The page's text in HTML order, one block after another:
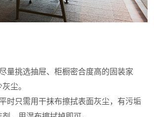
挑选抽屉、柜橱密合度高的固装家
尘。
只需用干抹布擦拭表面灰尘，有污垢